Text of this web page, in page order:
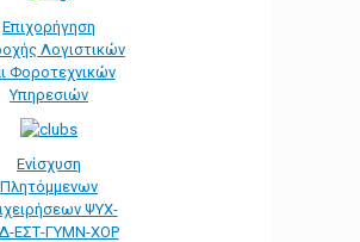
Επιχορήγηση
Λογιστικών
Φοροτεχνικών
Υπηρεσιών
Ενίσχυση
Πλητόμμενων
ΨΥΧ-
ΕΣΤ-ΓΥΜΝ-ΧΟΡ